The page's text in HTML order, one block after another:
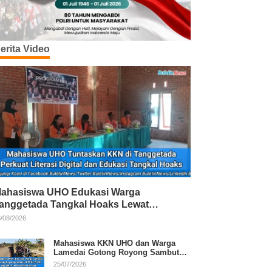
Video
UHO Edukasi Warga
Tangkal Hoaks Lewat
Literasi
08/2026
Mahasiswa KKN UHO dan Warga
Lamedai Gotong Royong Sambut
HUT Ke-81 RI
25/07/2026